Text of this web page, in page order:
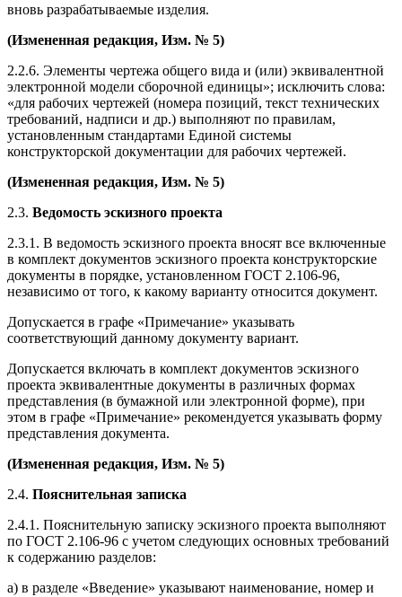
вновь разрабатываемые изделия.
(Измененная редакция, Изм. № 5)
2.2.6. Элементы чертежа общего вида и (или) эквивалентной
электронной модели сборочной единицы»; исключить слова:
«для рабочих чертежей (номера позиций, текст технических
требований, надписи и др.) выполняют по правилам,
установленным стандартами Единой системы
конструкторской документации для рабочих чертежей.
(Измененная редакция, Изм. № 5)
2.3. Ведомость эскизного проекта
2.3.1. В ведомость эскизного проекта вносят все включенные
в комплект документов эскизного проекта конструкторские
документы в порядке, установленном ГОСТ 2.106-96,
независимо от того, к какому варианту относится документ.
Допускается в графе «Примечание» указывать
соответствующий данному документу вариант.
Допускается включать в комплект документов эскизного
проекта эквивалентные документы в различных формах
представления (в бумажной или электронной форме), при
этом в графе «Примечание» рекомендуется указывать форму
представления документа.
(Измененная редакция, Изм. № 5)
2.4. Пояснительная записка
2.4.1. Пояснительную записку эскизного проекта выполняют
по ГОСТ 2.106-96 с учетом следующих основных требований
к содержанию разделов:
а) в разделе «Введение» указывают наименование, номер и